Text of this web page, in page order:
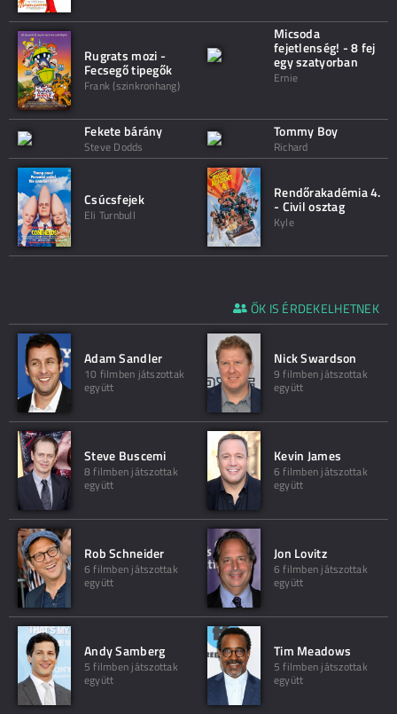
Rugrats mozi -
Fecsegő tipegők
Frank (szinkronhang)
Micsoda
fejetlenség! - 8 fej
egy szatyorban
Ernie
Fekete bárány
Steve Dodds
Tommy Boy
Richard
Csúcsfejek
Eli Turnbull
Rendőrakadémia 4.
- Civil osztag
Kyle
ŐK IS ÉRDEKELHETNEK
Adam Sandler
10 filmben játszottak
együtt
Nick Swardson
9 filmben játszottak
együtt
Steve Buscemi
8 filmben játszottak
együtt
Kevin James
6 filmben játszottak
együtt
Rob Schneider
6 filmben játszottak
együtt
Jon Lovitz
6 filmben játszottak
együtt
Andy Samberg
5 filmben játszottak
együtt
Tim Meadows
5 filmben játszottak
együtt